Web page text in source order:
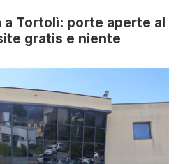
a Tortolì: porte aperte al
gratis e niente